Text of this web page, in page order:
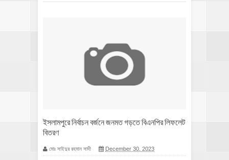
ইসলামপুরে নির্বাচন বর্জনে জনমত গড়তে বিএনপির লিফলেট
বিতরণ
মোঃ সাইদুর রহমান সাদী December 30, 2023